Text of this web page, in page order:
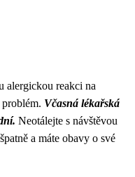
alergickou reakci na
Včasná lékařská
Neotálejte s návštěvou
a máte obavy o své